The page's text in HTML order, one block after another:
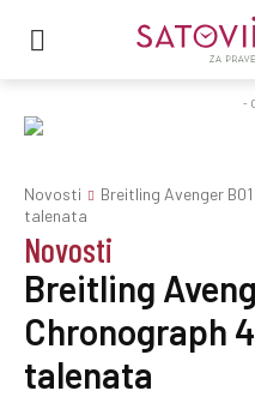
-
Novosti
Breitling Avenger
talenata
Novosti
Breitling
Chronograph
talenata